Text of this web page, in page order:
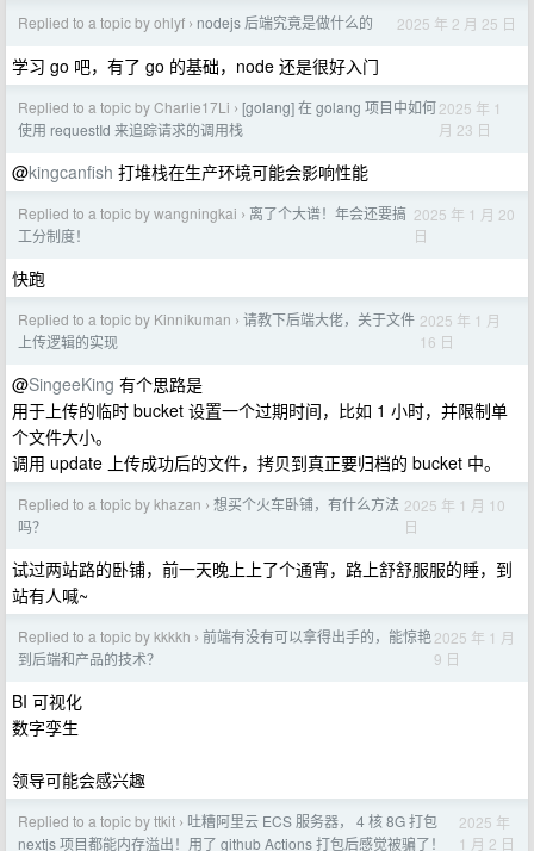
Replied to a topic by ohlyf › nodejs 后端究竟是做什么的 2025 年 2 月 25 日
学习 go 吧，有了 go 的基础，node 还是很好入门
Replied to a topic by Charlie17Li › [golang] 在 golang 项目中如何
使用 requestId 来追踪请求的调用栈
2025 年 1
月 23 日
@kingcanfish 打堆栈在生产环境可能会影响性能
Replied to a topic by wangningkai › 离了个大谱！年会还要搞
工分制度！
2025 年 1 月 20
日
快跑
Replied to a topic by Kinnikuman › 请教下后端大佬，关于文件
上传逻辑的实现
2025 年 1 月
16 日
@SingeeKing 有个思路是
用于上传的临时 bucket 设置一个过期时间，比如 1 小时，并限制单
个文件大小。
调用 update 上传成功后的文件，拷贝到真正要归档的 bucket 中。
Replied to a topic by khazan › 想买个火车卧铺，有什么方法
吗？
2025 年 1 月 10
日
试过两站路的卧铺，前一天晚上上了个通宵，路上舒舒服服的睡，到
站有人喊~
Replied to a topic by kkkkh › 前端有没有可以拿得出手的，能惊艳
到后端和产品的技术？
2025 年 1 月
9 日
BI 可视化
数字孪生
领导可能会感兴趣
Replied to a topic by ttkit › 吐糟阿里云 ECS 服务器， 4 核 8G 打包
nextjs 项目都能内存溢出！用了 github Actions 打包后感觉被骗了！
2025 年
1 月 2 日